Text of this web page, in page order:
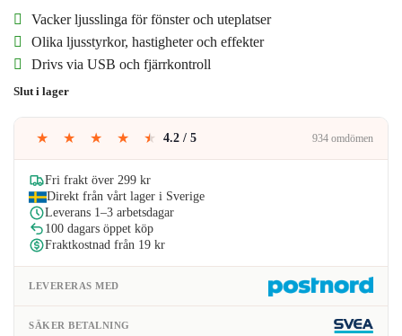
Vacker ljusslinga för fönster och uteplatser
Olika ljusstyrkor, hastigheter och effekter
Drivs via USB och fjärrkontroll
Slut i lager
★ ★ ★ ★ ★ 4.2 / 5 934 omdömen
Fri frakt över 299 kr
Direkt från vårt lager i Sverige
Leverans 1–3 arbetsdagar
100 dagars öppet köp
Fraktkostnad från 19 kr
LEVERERAS MED
SÄKER BETALNING